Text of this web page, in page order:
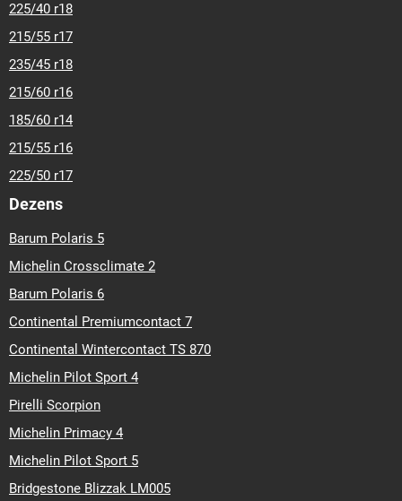
225/40 r18
215/55 r17
235/45 r18
215/60 r16
185/60 r14
215/55 r16
225/50 r17
Dezens
Barum Polaris 5
Michelin Crossclimate 2
Barum Polaris 6
Continental Premiumcontact 7
Continental Wintercontact TS 870
Michelin Pilot Sport 4
Pirelli Scorpion
Michelin Primacy 4
Michelin Pilot Sport 5
Bridgestone Blizzak LM005